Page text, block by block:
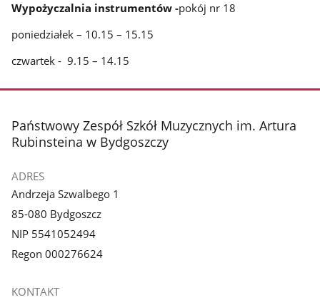
Wypożyczalnia instrumentów -pokój nr 18
poniedziałek – 10.15 – 15.15
czwartek - 9.15 – 14.15
stopka
Państwowy Zespół Szkół Muzycznych im. Artura
Rubinsteina w Bydgoszczy
ADRES
Andrzeja Szwalbego 1
85-080 Bydgoszcz
NIP 5541052494
Regon 000276624
KONTAKT